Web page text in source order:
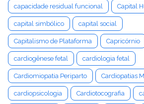
capacidade residual funcional Capital
capital simbólico capital social
Capitalismo de Plataforma Capricórnio
cardiogênese fetal cardiologia fetal
Cardiomiopatia Periparto Cardiopatias
cardiopsicologia Cardiotocografia